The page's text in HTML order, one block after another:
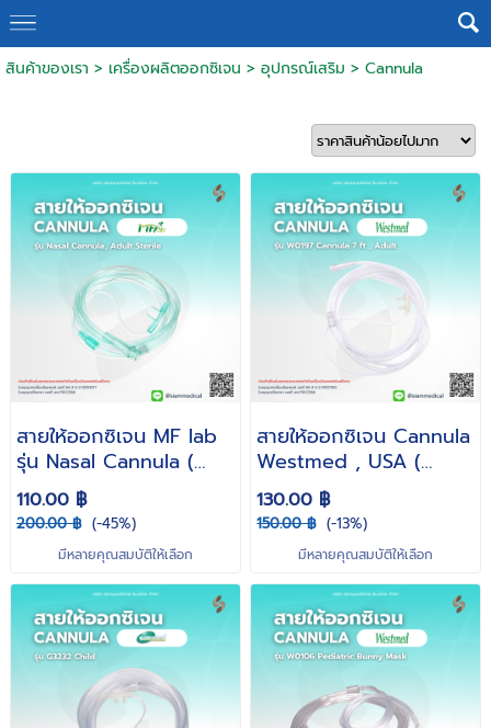
สินค้าของเรา > เครื่องผลิตออกซิเจน > อุปกรณ์เสริม > Cannula
สายให้ออกซิเจน MF lab
รุ่น Nasal Cannula (
สายให้ออกซิเจนทางจมูก )
110.00 ฿
200.00 ฿ (-45%)
มีหลายคุณสมบัติให้เลือก
สายให้ออกซิเจน Cannula
Westmed , USA (
สำหรับผู้ใหญ่ / ทารก )
130.00 ฿
150.00 ฿ (-13%)
มีหลายคุณสมบัติให้เลือก